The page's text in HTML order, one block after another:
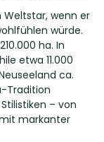
Weltstar, wenn er
würde.
ha. In
etwa 11.000
ca.
Tradition
– von
markanter